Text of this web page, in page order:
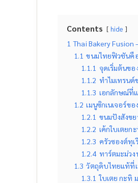
Contents hide
1 Thai Bakery Fusion
1.1 ขนมไทยฟิวชันคื
1.1.1 จุดเริ่มต้นขอ
1.1.2 ทำไมเทรน
1.1.3 เอกลักษณ์ที่
1.2 เมนูซิกเนเจอร์ข
1.2.1 ขนมปังสังขย
1.2.2 เค้กใบเตยก
1.2.3 ครัวซองต์ทุเ
1.2.4 ทาร์ตมะม่วง
1.3 วัตถุดิบไทยแท้ที่เ
1.3.1 ใบเตย กะทิ